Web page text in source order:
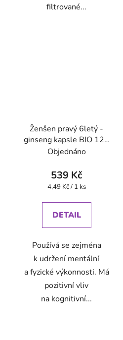
filtrované...
Ženšen pravý 6letý -
ginseng kapsle BIO 120
ks
Objednáno
539 Kč
Měrná
4,49 Kč / 1 ks
DETAIL
Používá se zejména
k udržení mentální
a fyzické výkonnosti. Má
pozitivní vliv
na kognitivní...